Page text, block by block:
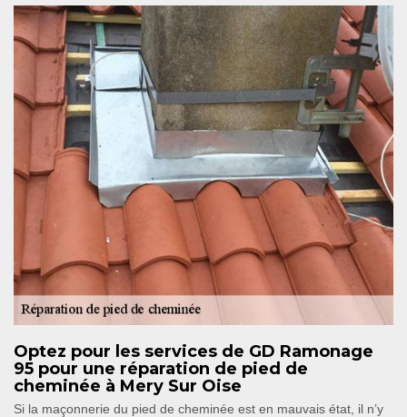
Optez pour les services de GD Ramonage
95 pour une réparation de pied de
cheminée à Mery Sur Oise
Si la maçonnerie du pied de cheminée est en mauvais état, il n’y